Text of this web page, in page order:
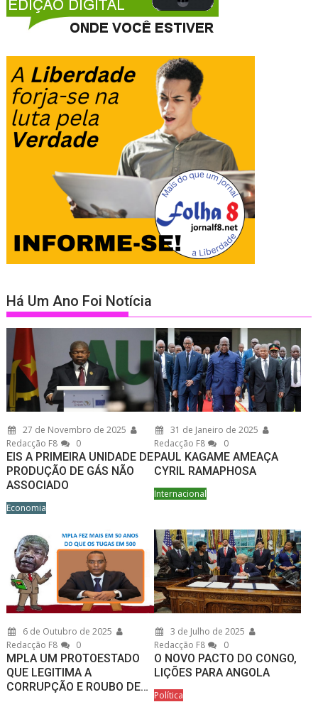
Há Um Ano Foi Notícia
27 de Novembro de 2025
Redacção F8
0
EIS A PRIMEIRA UNIDADE DE
PRODUÇÃO DE GÁS NÃO
ASSOCIADO
Economia
31 de Janeiro de 2025
Redacção F8
0
PAUL KAGAME AMEAÇA
CYRIL RAMAPHOSA
Internacional
6 de Outubro de 2025
Redacção F8
0
MPLA UM PROTOESTADO
QUE LEGITIMA A
CORRUPÇÃO E ROUBO DE…
3 de Julho de 2025
Redacção F8
0
O NOVO PACTO DO CONGO,
LIÇÕES PARA ANGOLA
Política